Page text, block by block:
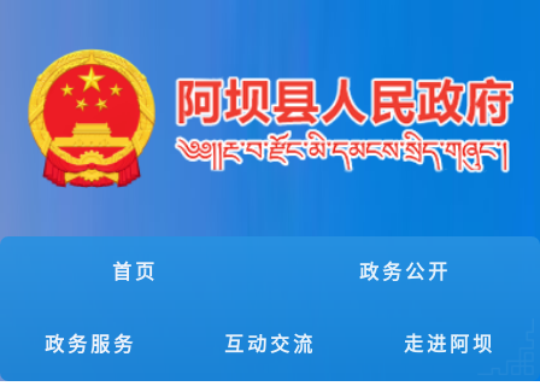
首页 政务公开
政务服务 互动交流 走进阿坝